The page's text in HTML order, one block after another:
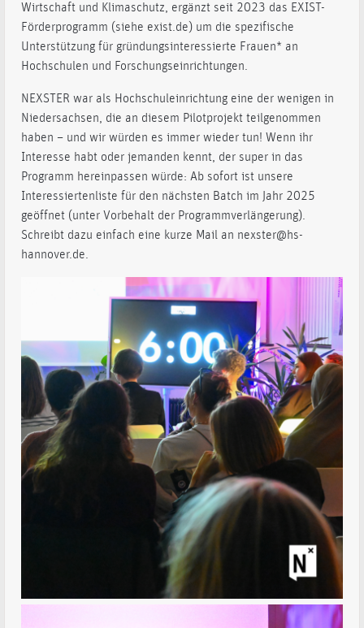
Wirtschaft und Klimaschutz, ergänzt seit 2023 das EXIST-
Förderprogramm (siehe exist.de) um die spezifische
Unterstützung für gründungsinteressierte Frauen* an
Hochschulen und Forschungseinrichtungen.
NEXSTER war als Hochschuleinrichtung eine der wenigen in
Niedersachsen, die an diesem Pilotprojekt teilgenommen
haben – und wir würden es immer wieder tun! Wenn ihr
Interesse habt oder jemanden kennt, der super in das
Programm hereinpassen würde: Ab sofort ist unsere
Interessiertenliste für den nächsten Batch im Jahr 2025
geöffnet (unter Vorbehalt der Programmverlängerung).
Schreibt dazu einfach eine kurze Mail an nexster@hs-
hannover.de.